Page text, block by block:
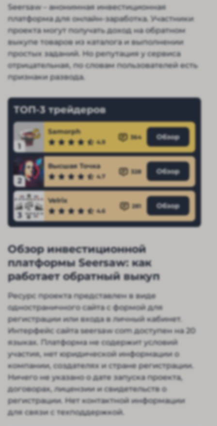
Seersaw – анонимная инвестиционная
платформа для онлайн-заработка. Участники
проекта могут получать доход на обратном
выкупе товаров из каталога и выполнении
простых заданий. Но репутация у сервиса
отрицательная, по словам пользователей есть
признаки развода.
ТОП-3 трейдеров
1
Samorph
4.9
364 Обзор
2
Высшая Точка
4.7
328 Обзор
3
Velrix
4.6
281 Обзор
Обзор инвестиционной
платформы Seersaw: как
работает обратный выкуп
Ресурс проекта представлен в виде
одностраничного сайта с формой для
регистрации или входа в личный кабинет.
Интерфейс сайта seersaw com доступен на 20
языках. Платформа не содержит условий
участия, нет юридической информации о
компании, создателях и стране регистрации.
Ничего не указано о дате запуска проекта,
договорах, лицензии и свидетельств о
регистрации. Нет контактной информации
для связи с техподдержкой.